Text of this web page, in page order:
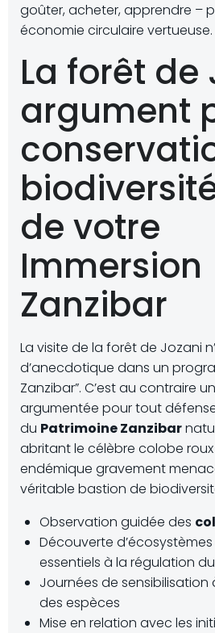
goûter, acheter, apprendre –
économie circulaire vertueuse.
La forêt de
argument
de votre
Immersion
Zanzibar
La visite de la forêt de Jozani
d’anecdotique dans un
Zanzibar”. C’est au contraire
argumentée pour tout
du Patrimoine Zanzibar
abritant le célèbre colobe
endémique gravement
véritable bastion de
Observation guidée des
Découverte
essentiels à la régulation
Journées de sensibilisation
des espèces
Mise en relation avec les